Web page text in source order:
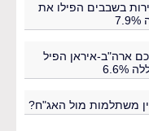
שבועית 26/06/26 — מכירות בשבבים הפילו את
שבועית 19/06/26 — הסכם ארה"ב-איראן הפיל
משתלמות מול האג"ח?